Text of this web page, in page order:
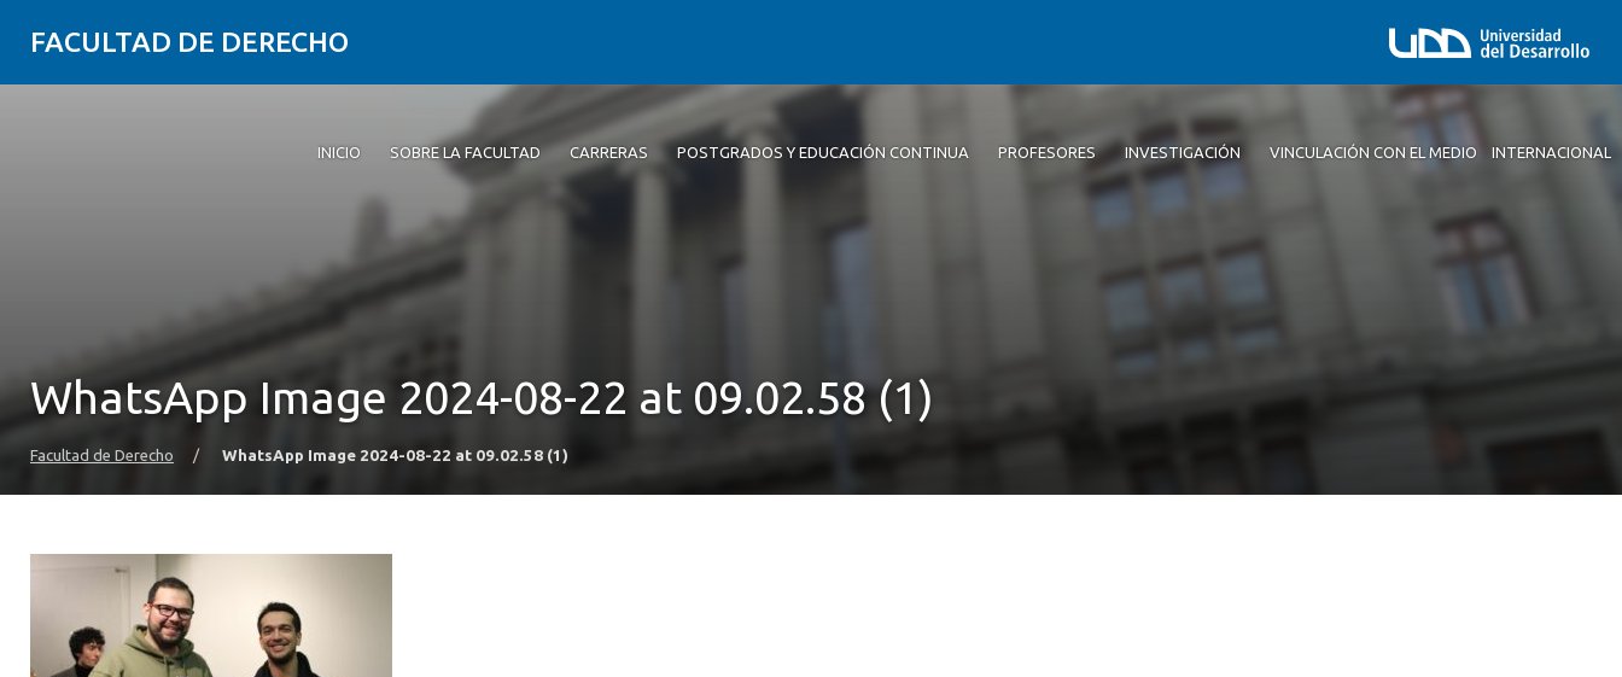
FACULTAD DE DERECHO
INICIO SOBRE LA FACULTAD CARRERAS POSTGRADOS Y EDUCACIÓN CONTINUA PROFESORES INVESTIGACIÓN VINCULACIÓN CON EL MEDIO INTERNACIONAL
WhatsApp Image 2024-08-22 at 09.02.58 (1)
Facultad de Derecho / WhatsApp Image 2024-08-22 at 09.02.58 (1)